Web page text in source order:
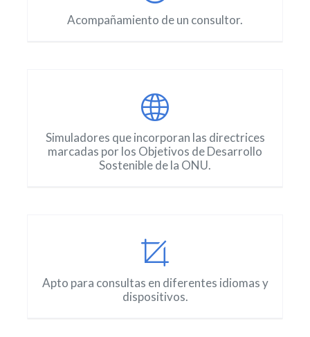
Acompañamiento de un consultor.
Simuladores que incorporan las directrices
marcadas por los Objetivos de Desarrollo
Sostenible de la ONU.
Apto para consultas en diferentes idiomas y
dispositivos.